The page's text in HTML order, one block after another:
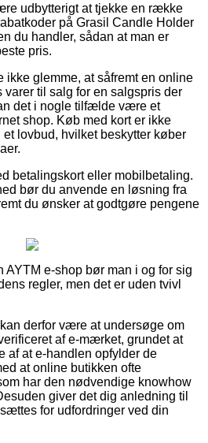
udbytterigt at tjekke en række
på Grasil Candle Holder
du handler, sådan at man er
pris.
ikke glemme, at såfremt en online
varer til salg for en salgspris der
det i nogle tilfælde være et
shop. Køb med kort er ikke
lovbud, hvilket beskytter køber
betalingskort eller mobilbetaling.
bør du anvende en løsning fra
du ønsker at godtgøre pengene
AYTM e-shop bør man i og for sig
regler, men det er uden tvivl
derfor være at undersøge om
af e-mærket, grundet at
af at e-handlen opfylder de
at online butikken ofte
har den nødvendige knowhow
giver det dig anledning til
for udfordringer ved din